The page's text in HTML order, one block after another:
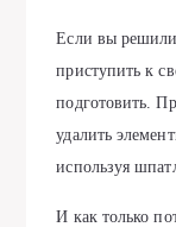
Если вы
приступить к
подготовить.
удалить
используя
И как только